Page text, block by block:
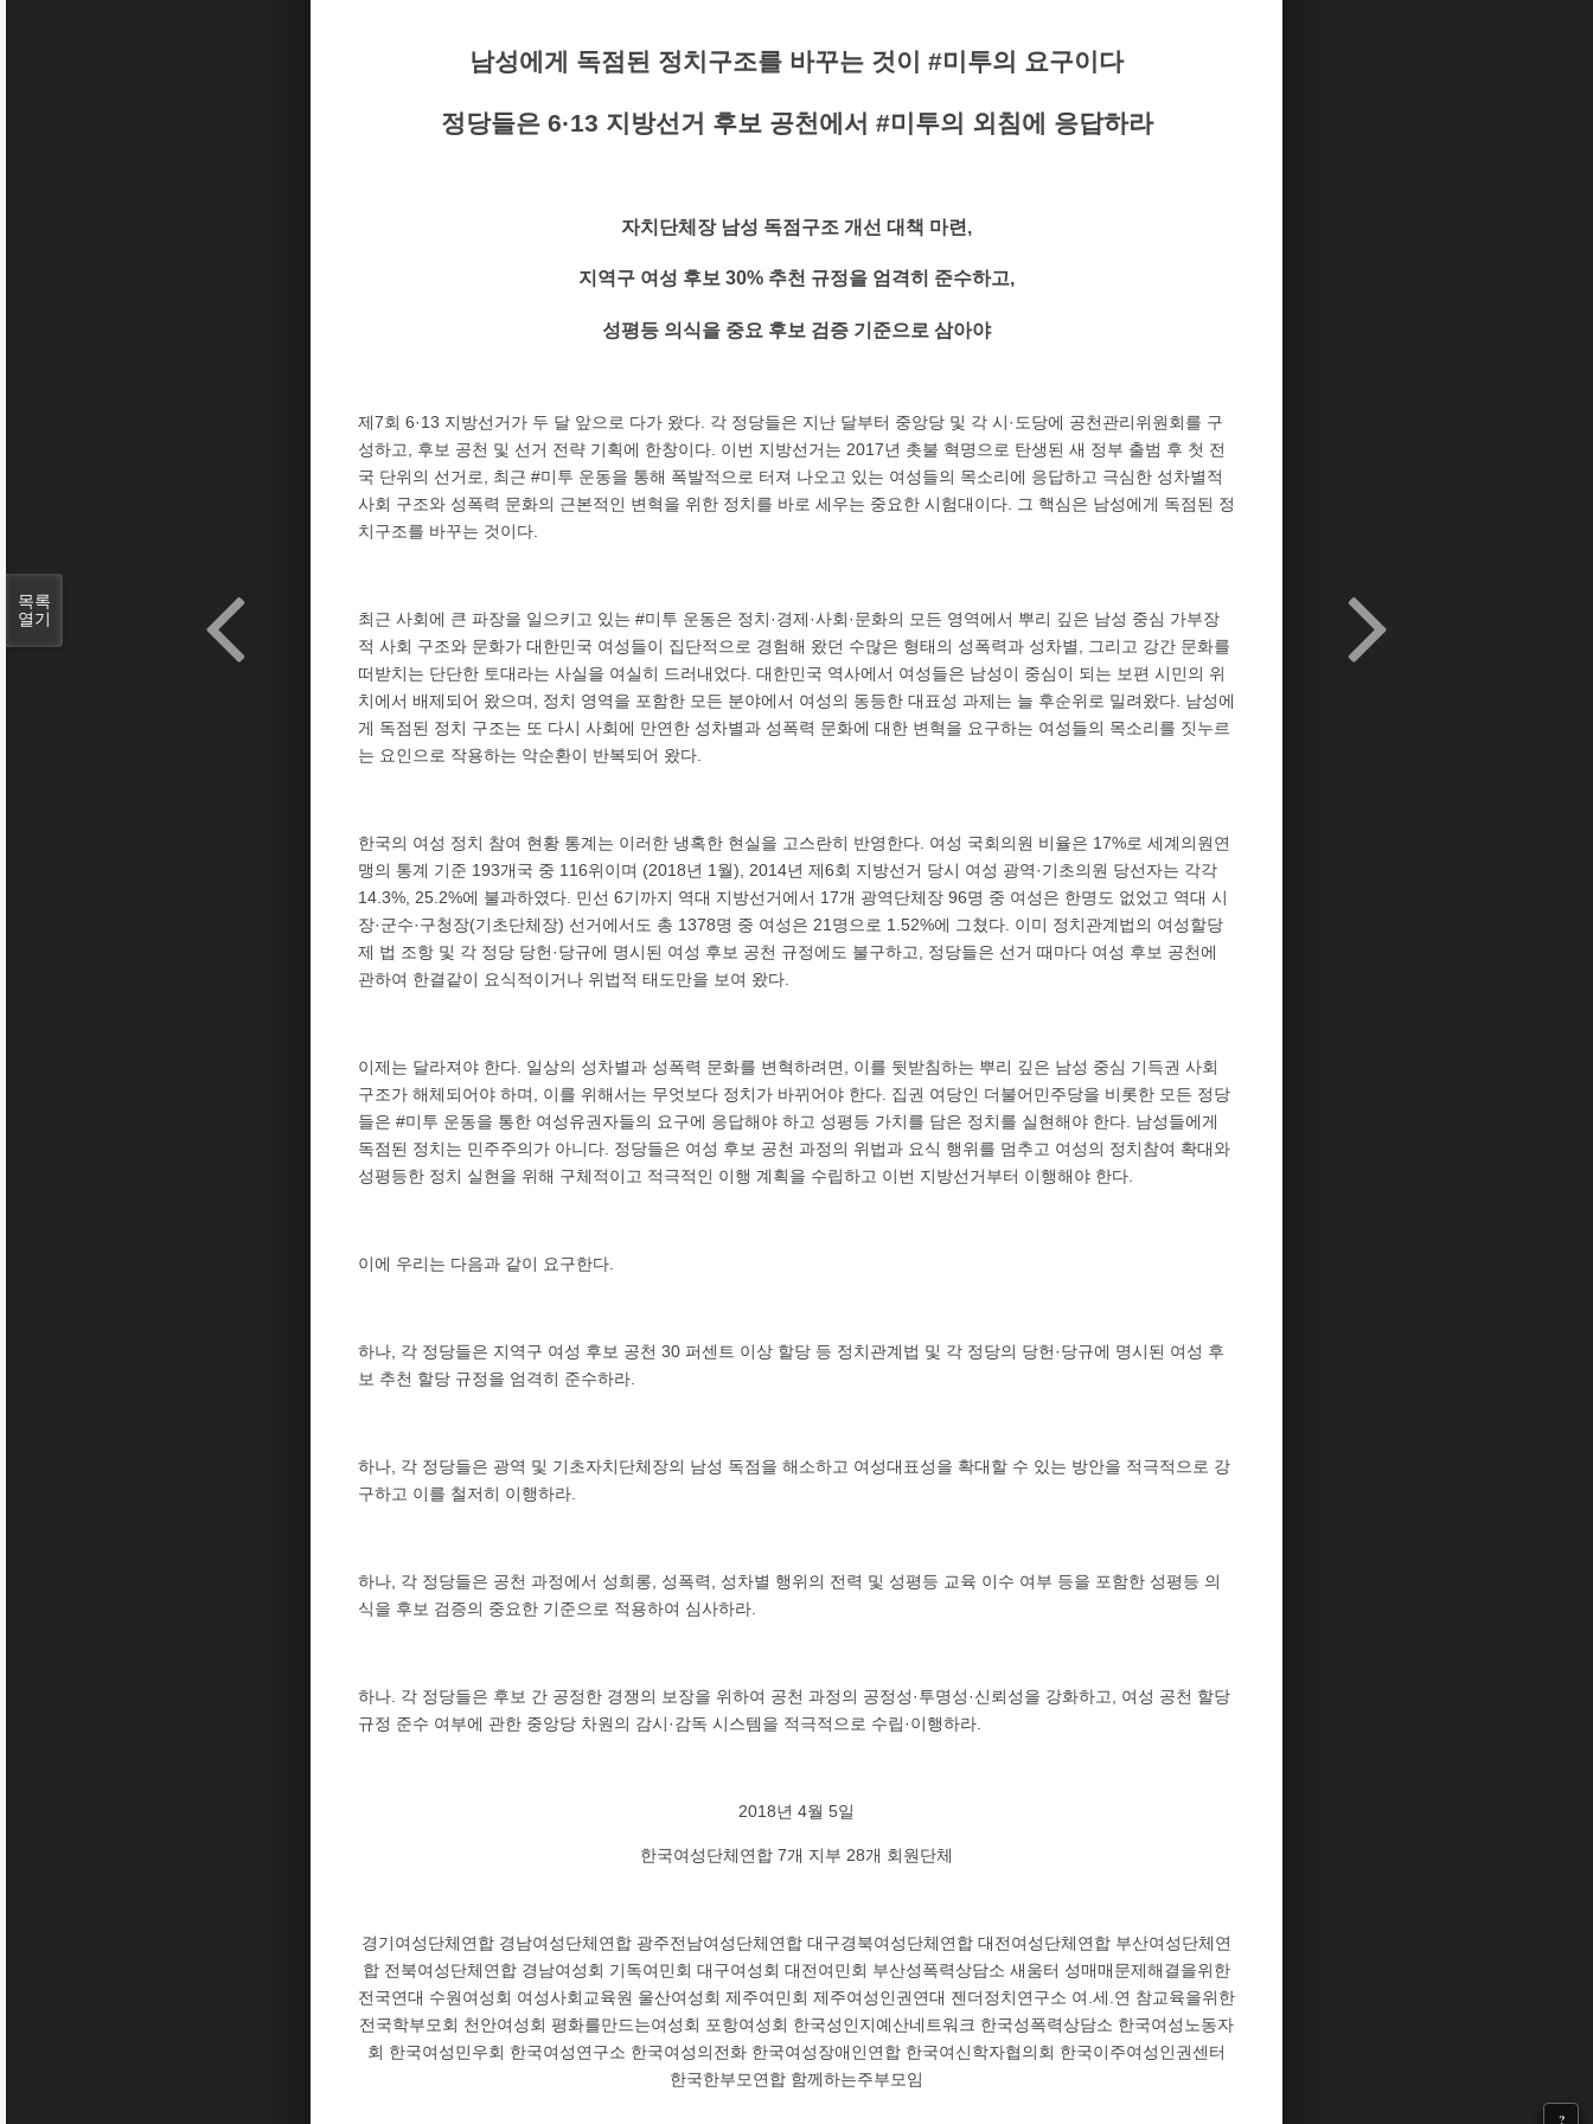
남성에게 독점된 정치구조를 바꾸는 것이 #미투의 요구이다
정당들은 6·13 지방선거 후보 공천에서 #미투의 외침에 응답하라
자치단체장 남성 독점구조 개선 대책 마련,
지역구 여성 후보 30% 추천 규정을 엄격히 준수하고,
성평등 의식을 중요 후보 검증 기준으로 삼아야
제7회 6·13 지방선거가 두 달 앞으로 다가 왔다. 각 정당들은 지난 달부터 중앙당 및 각 시·도당에 공천관리위원회를 구
성하고, 후보 공천 및 선거 전략 기획에 한창이다. 이번 지방선거는 2017년 촛불 혁명으로 탄생된 새 정부 출범 후 첫 전
국 단위의 선거로, 최근 #미투 운동을 통해 폭발적으로 터져 나오고 있는 여성들의 목소리에 응답하고 극심한 성차별적
사회 구조와 성폭력 문화의 근본적인 변혁을 위한 정치를 바로 세우는 중요한 시험대이다. 그 핵심은 남성에게 독점된 정
치구조를 바꾸는 것이다.
최근 사회에 큰 파장을 일으키고 있는 #미투 운동은 정치·경제·사회·문화의 모든 영역에서 뿌리 깊은 남성 중심 가부장
적 사회 구조와 문화가 대한민국 여성들이 집단적으로 경험해 왔던 수많은 형태의 성폭력과 성차별, 그리고 강간 문화를
떠받치는 단단한 토대라는 사실을 여실히 드러내었다. 대한민국 역사에서 여성들은 남성이 중심이 되는 보편 시민의 위
치에서 배제되어 왔으며, 정치 영역을 포함한 모든 분야에서 여성의 동등한 대표성 과제는 늘 후순위로 밀려왔다. 남성에
게 독점된 정치 구조는 또 다시 사회에 만연한 성차별과 성폭력 문화에 대한 변혁을 요구하는 여성들의 목소리를 짓누르
는 요인으로 작용하는 악순환이 반복되어 왔다.
한국의 여성 정치 참여 현황 통계는 이러한 냉혹한 현실을 고스란히 반영한다. 여성 국회의원 비율은 17%로 세계의원연
맹의 통계 기준 193개국 중 116위이며 (2018년 1월), 2014년 제6회 지방선거 당시 여성 광역·기초의원 당선자는 각각
14.3%, 25.2%에 불과하였다. 민선 6기까지 역대 지방선거에서 17개 광역단체장 96명 중 여성은 한명도 없었고 역대 시
장·군수·구청장(기초단체장) 선거에서도 총 1378명 중 여성은 21명으로 1.52%에 그쳤다. 이미 정치관계법의 여성할당
제 법 조항 및 각 정당 당헌·당규에 명시된 여성 후보 공천 규정에도 불구하고, 정당들은 선거 때마다 여성 후보 공천에
관하여 한결같이 요식적이거나 위법적 태도만을 보여 왔다.
이제는 달라져야 한다. 일상의 성차별과 성폭력 문화를 변혁하려면, 이를 뒷받침하는 뿌리 깊은 남성 중심 기득권 사회
구조가 해체되어야 하며, 이를 위해서는 무엇보다 정치가 바뀌어야 한다. 집권 여당인 더불어민주당을 비롯한 모든 정당
들은 #미투 운동을 통한 여성유권자들의 요구에 응답해야 하고 성평등 가치를 담은 정치를 실현해야 한다. 남성들에게
독점된 정치는 민주주의가 아니다. 정당들은 여성 후보 공천 과정의 위법과 요식 행위를 멈추고 여성의 정치참여 확대와
성평등한 정치 실현을 위해 구체적이고 적극적인 이행 계획을 수립하고 이번 지방선거부터 이행해야 한다.
이에 우리는 다음과 같이 요구한다.
하나, 각 정당들은 지역구 여성 후보 공천 30 퍼센트 이상 할당 등 정치관계법 및 각 정당의 당헌·당규에 명시된 여성 후
보 추천 할당 규정을 엄격히 준수하라.
하나, 각 정당들은 광역 및 기초자치단체장의 남성 독점을 해소하고 여성대표성을 확대할 수 있는 방안을 적극적으로 강
구하고 이를 철저히 이행하라.
하나, 각 정당들은 공천 과정에서 성희롱, 성폭력, 성차별 행위의 전력 및 성평등 교육 이수 여부 등을 포함한 성평등 의
식을 후보 검증의 중요한 기준으로 적용하여 심사하라.
하나. 각 정당들은 후보 간 공정한 경쟁의 보장을 위하여 공천 과정의 공정성·투명성·신뢰성을 강화하고, 여성 공천 할당
규정 준수 여부에 관한 중앙당 차원의 감시·감독 시스템을 적극적으로 수립·이행하라.
2018년 4월 5일
한국여성단체연합 7개 지부 28개 회원단체
경기여성단체연합 경남여성단체연합 광주전남여성단체연합 대구경북여성단체연합 대전여성단체연합 부산여성단체연
합 전북여성단체연합 경남여성회 기독여민회 대구여성회 대전여민회 부산성폭력상담소 새움터 성매매문제해결을위한
전국연대 수원여성회 여성사회교육원 울산여성회 제주여민회 제주여성인권연대 젠더정치연구소 여.세.연 참교육을위한
전국학부모회 천안여성회 평화를만드는여성회 포항여성회 한국성인지예산네트워크 한국성폭력상담소 한국여성노동자
회 한국여성민우회 한국여성연구소 한국여성의전화 한국여성장애인연합 한국여신학자협의회 한국이주여성인권센터
한국한부모연합 함께하는주부모임
목록
열기